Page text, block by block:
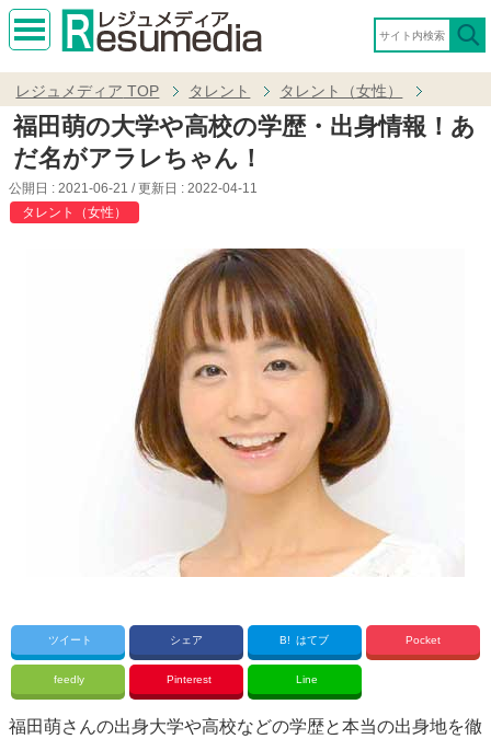
MEN
レジュメディア TOP タレント タレント（女性）
福田萌の大学や高校の学歴・出身情報！あ
だ名がアラレちゃん！
公開日 : 2021-06-21 / 更新日 : 2022-04-11
タレント（女性）
ツイート シェア B! はてブ Pocket
feedly Pinterest Line
福田萌さんの出身大学や高校などの学歴と本当の出身地を徹